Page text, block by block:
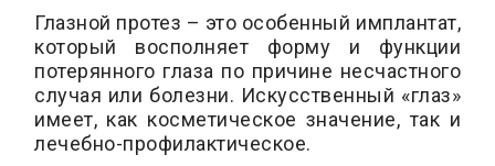
Глазной протез – это особенный имплантат,
который восполняет форму и функции
потерянного глаза по причине несчастного
случая или болезни. Искусственный «глаз»
имеет, как косметическое значение, так и
лечебно-профилактическое.